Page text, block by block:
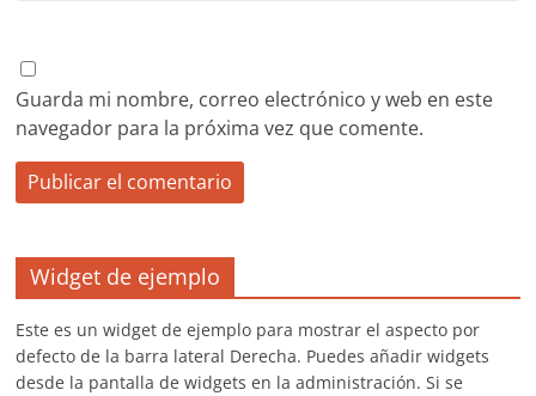
Guarda mi nombre, correo electrónico y web en este
navegador para la próxima vez que comente.
Widget de ejemplo
Este es un widget de ejemplo para mostrar el aspecto por
defecto de la barra lateral Derecha. Puedes añadir widgets
desde la pantalla de widgets en la administración. Si se